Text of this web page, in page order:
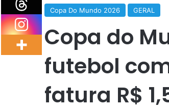
Copa Do Mundo 2026 GERAL
Copa do
futebol
fatura R$